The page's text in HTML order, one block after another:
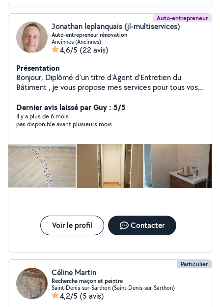
Auto-entrepreneur
Jonathan leplanquais (jl-multiservices)
Auto-entrepreneur rénovation
Ancinnes (Ancinnes)
4,6/5 (22 avis)
Présentation
Bonjour, Diplômé d'un titre d'Agent d'Entretien du
Bâtiment , je vous propose mes services pour tous vos
Dernier avis laissé par Guy : 5/5
Il y a plus de 6 mois
pas disponible avant plusieurs mois
Voir le profil Contacter
Particulier
Céline Martin
Recherche maçon et peintre
Saint-Denis-sur-Sarthon (Saint-Denis-sur-Sarthon)
4,2/5 (5 avis)